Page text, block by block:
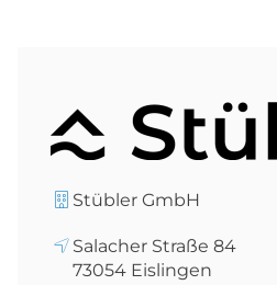
Stübler GmbH
Salacher Straße 84
73054 Eislingen